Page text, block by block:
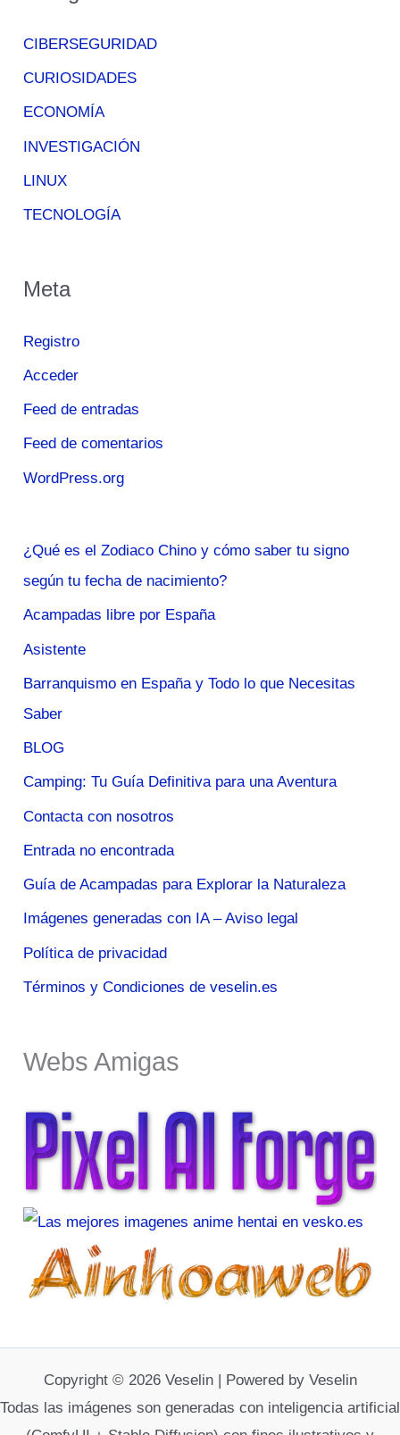
CIBERSEGURIDAD
CURIOSIDADES
ECONOMÍA
INVESTIGACIÓN
LINUX
TECNOLOGÍA
Meta
Registro
Acceder
Feed de entradas
Feed de comentarios
WordPress.org
¿Qué es el Zodiaco Chino y cómo saber tu signo
según tu fecha de nacimiento?
Acampadas libre por España
Asistente
Barranquismo en España y Todo lo que Necesitas
Saber
BLOG
Camping: Tu Guía Definitiva para una Aventura
Contacta con nosotros
Entrada no encontrada
Guía de Acampadas para Explorar la Naturaleza
Imágenes generadas con IA – Aviso legal
Política de privacidad
Términos y Condiciones de veselin.es
Webs Amigas
Copyright © 2026 Veselin | Powered by Veselin
Todas las imágenes son generadas con inteligencia artificial